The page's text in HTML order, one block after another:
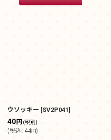
ウソッキー [SV2P041]
40円 (税別)
(税込: 44円)